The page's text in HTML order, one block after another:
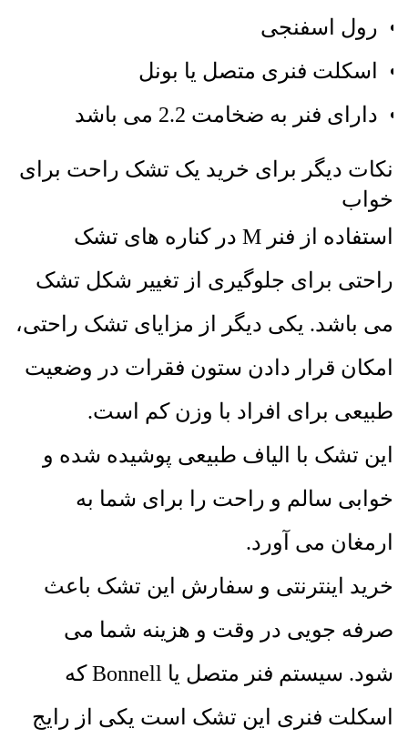
رول اسفنجی
اسکلت فنری متصل یا بونل
دارای فنر به ضخامت 2.2 می باشد
نکات دیگر برای خرید یک تشک راحت برای
خواب
استفاده از فنر M در کناره های تشک
راحتی برای جلوگیری از تغییر شکل تشک
می باشد. یکی دیگر از مزایای تشک راحتی،
امکان قرار دادن ستون فقرات در وضعیت
طبیعی برای افراد با وزن کم است.
این تشک با الیاف طبیعی پوشیده شده و
خوابی سالم و راحت را برای شما به
ارمغان می آورد.
خرید اینترنتی و سفارش این تشک باعث
صرفه جویی در وقت و هزینه شما می
شود. سیستم فنر متصل یا Bonnell که
اسکلت فنری این تشک است یکی از رایج